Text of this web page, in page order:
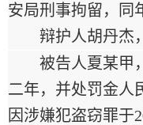
安局刑事拘留，同
辩护人胡丹杰
被告人夏某甲
二年，并处罚金人
因涉嫌犯盗窃罪于